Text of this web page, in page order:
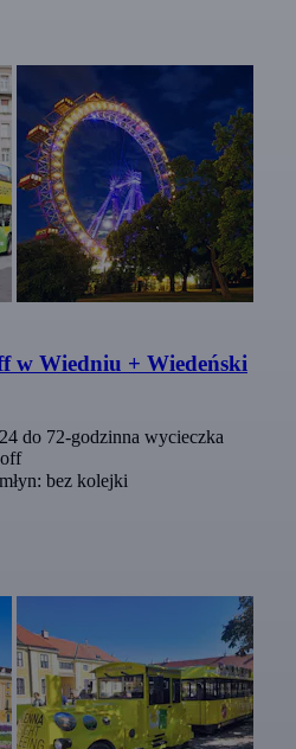
w Wiedniu + Wiedeński
do 72-godzinna wycieczka
bez kolejki